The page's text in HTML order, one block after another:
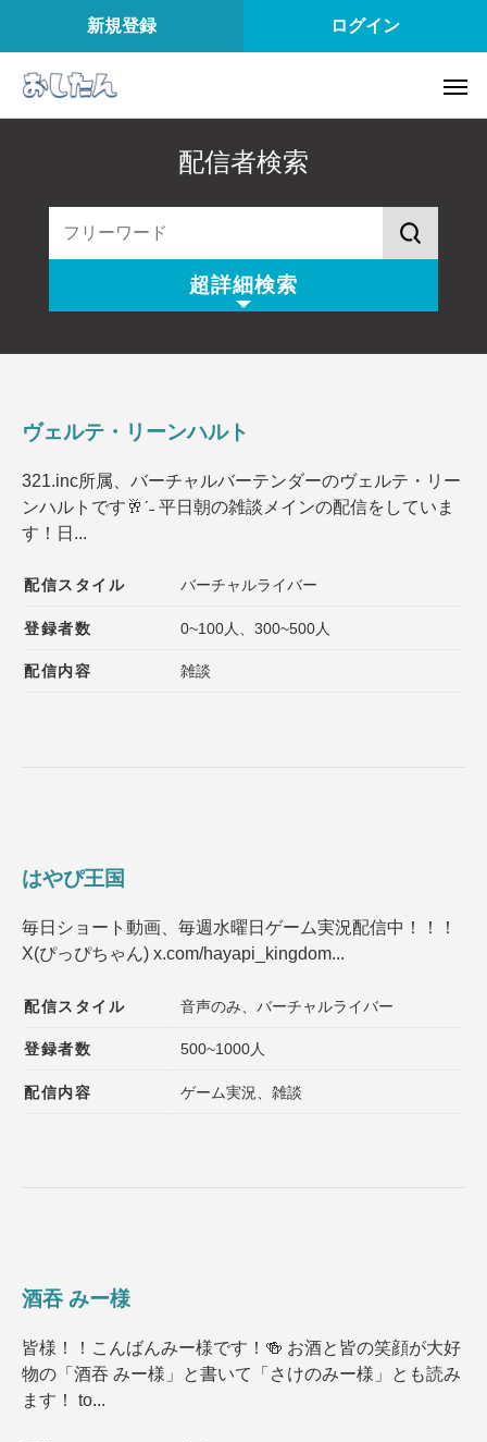
新規登録 ログイン
配信者検索
超詳細検索
配信内容
登録者数 同接数
ヴェルテ・リーンハルト
321.inc所属、バーチャルバーテンダーのヴェルテ・リー
ンハルトです🥂ˊ˗ 平日朝の雑談メインの配信をしていま
す！日...
配信スタイル バーチャルライバー
登録者数 0~100人、300~500人
配信内容 雑談
はやぴ王国
毎日ショート動画、毎週水曜日ゲーム実況配信中！！！
X(ぴっぴちゃん) x.com/hayapi_kingdom...
配信スタイル 音声のみ、バーチャルライバー
登録者数 500~1000人
配信内容 ゲーム実況、雑談
酒吞 みー様
皆様！！こんばんみー様です！🍻 お酒と皆の笑顔が大好
物の「酒吞 みー様」と書いて「さけのみー様」とも読み
ます！ to...